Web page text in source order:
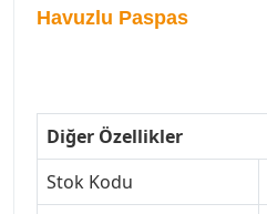
Havuzlu Paspas
Diğer Özellikler
Stok Kodu